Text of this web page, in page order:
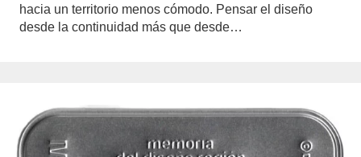
hacia un territorio menos cómodo. Pensar el diseño
desde la continuidad más que desde…